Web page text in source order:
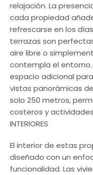
relajación. La
cada propiedad
refrescarse en los
terrazas son
aire libre o
contempla el
espacio adicional
vistas panorámicas
solo 250 metros,
costeros y
INTERIORES
El interior de estas
diseñado con un
funcionalidad. Las